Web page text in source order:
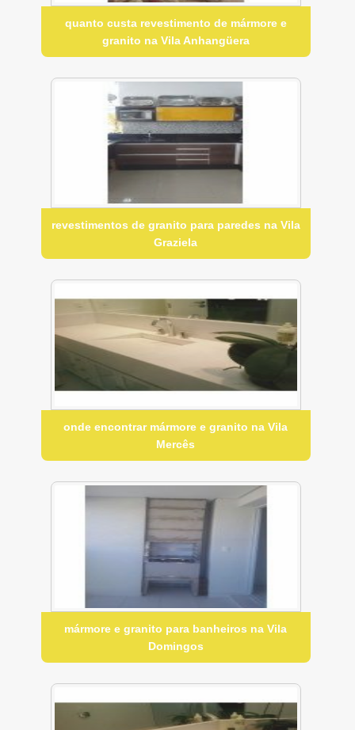
quanto custa revestimento de mármore e
granito na Vila Anhangüera
revestimentos de granito para paredes na Vila
Graziela
onde encontrar mármore e granito na Vila
Mercês
mármore e granito para banheiros na Vila
Domingos